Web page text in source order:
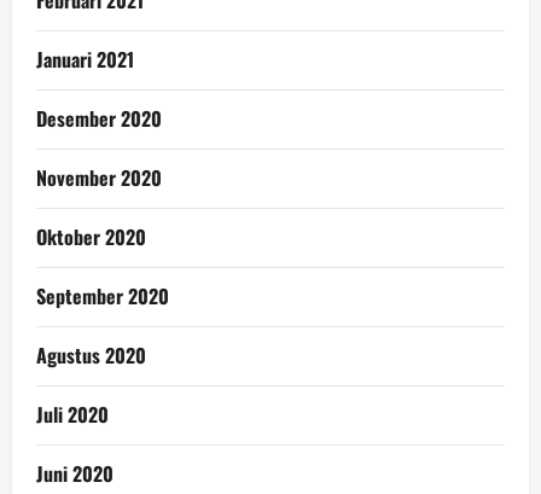
Januari 2021
Desember 2020
November 2020
Oktober 2020
September 2020
Agustus 2020
Juli 2020
Juni 2020